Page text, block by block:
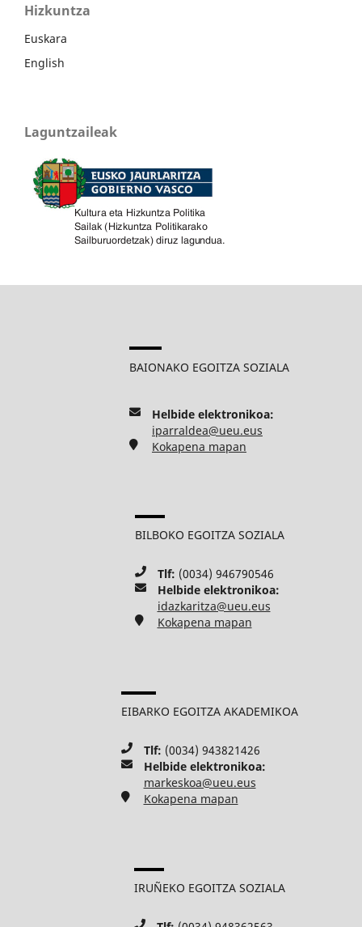
Hizkuntza
Euskara
English
Laguntzaileak
BAIONAKO EGOITZA SOZIALA
Helbide elektronikoa:
iparraldea@ueu.eus
Kokapena mapan
BILBOKO EGOITZA SOZIALA
Tlf: (0034) 946790546
Helbide elektronikoa:
idazkaritza@ueu.eus
Kokapena mapan
EIBARKO EGOITZA AKADEMIKOA
Tlf: (0034) 943821426
Helbide elektronikoa:
markeskoa@ueu.eus
Kokapena mapan
IRUÑEKO EGOITZA SOZIALA